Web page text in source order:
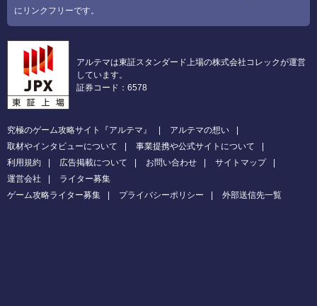
にリンクフリーです。
アルテマは東証スタンダード上場の株式会社コレックが運営
しています。
証券コード：6578
究極のゲーム攻略サイト『アルテマ』
アルテマの想い
取材やインタビューについて
事業提携や公式サイトについて
利用規約
広告掲載について お問い合わせ
サイトマップ
運営会社
ライター募集
ゲーム攻略ライター募集
プライバシーポリシー 外部送信先一覧